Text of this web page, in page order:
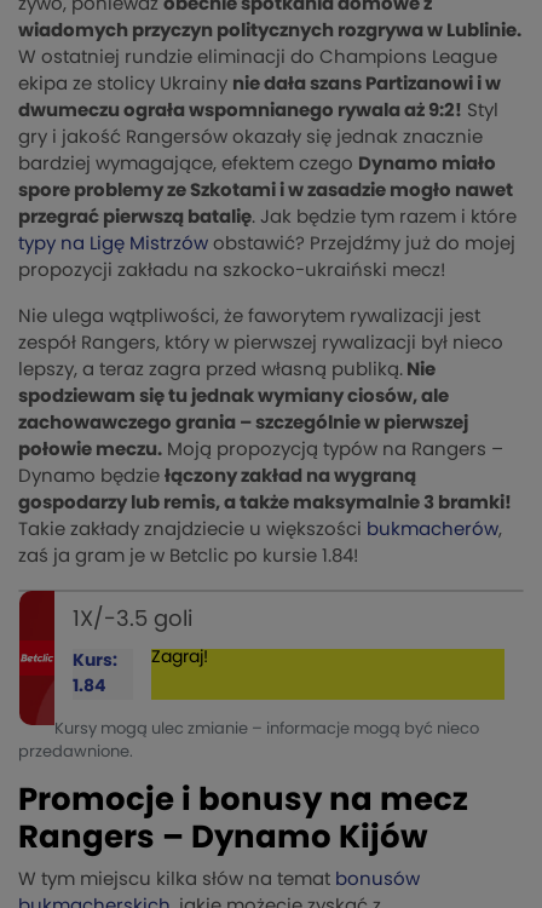
żywo, ponieważ obecnie spotkania domowe z
wiadomych przyczyn politycznych rozgrywa w Lublinie.
W ostatniej rundzie eliminacji do Champions League
ekipa ze stolicy Ukrainy nie dała szans Partizanowi i w
dwumeczu ograła wspomnianego rywala aż 9:2! Styl
gry i jakość Rangersów okazały się jednak znacznie
bardziej wymagające, efektem czego Dynamo miało
spore problemy ze Szkotami i w zasadzie mogło nawet
przegrać pierwszą batalię. Jak będzie tym razem i które
typy na Ligę Mistrzów obstawić? Przejdźmy już do mojej
propozycji zakładu na szkocko-ukraiński mecz!
Nie ulega wątpliwości, że faworytem rywalizacji jest
zespół Rangers, który w pierwszej rywalizacji był nieco
lepszy, a teraz zagra przed własną publiką. Nie
spodziewam się tu jednak wymiany ciosów, ale
zachowawczego grania – szczególnie w pierwszej
połowie meczu. Moją propozycją typów na Rangers –
Dynamo będzie łączony zakład na wygraną
gospodarzy lub remis, a także maksymalnie 3 bramki!
Takie zakłady znajdziecie u większości bukmacherów,
zaś ja gram je w Betclic po kursie 1.84!
1X/-3.5 goli
Kurs:
1.84
Zagraj!
Kursy mogą ulec zmianie – informacje mogą być nieco
przedawnione.
Promocje i bonusy na mecz
Rangers – Dynamo Kijów
W tym miejscu kilka słów na temat bonusów